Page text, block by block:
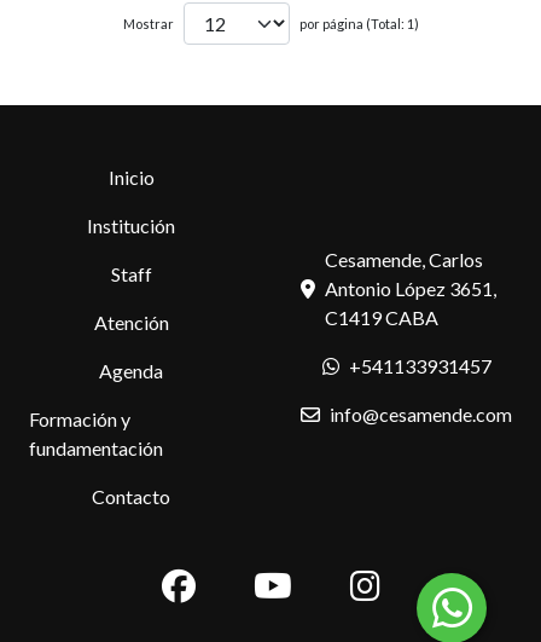
Mostrar por página (Total: 1)
Inicio
Institución
Staff
Atención
Agenda
Formación y
fundamentación
Contacto
Cesamende, Carlos
Antonio López 3651,
C1419 CABA
+541133931457
info@cesamende.com